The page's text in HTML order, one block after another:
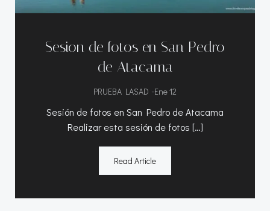
Sesion de fotos en San Pedro
de Atacama
PRUEBA LASAD -Ene 12
Sesión de fotos en San Pedro de Atacama
Realizar esta sesión de fotos […]
Read Article